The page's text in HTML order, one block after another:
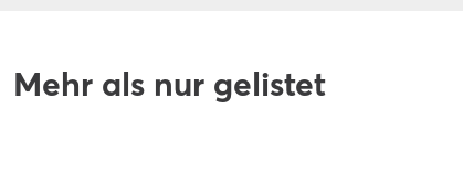
Mehr als nur gelistet